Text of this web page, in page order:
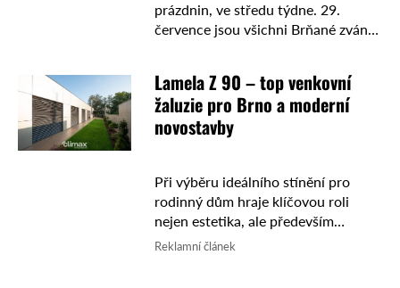
prázdnin, ve středu týdne. 29.
července jsou všichni Brňané zváni
oblíbené a podělí …
Lamela Z 90 – top venkovní
žaluzie pro Brno a moderní
novostavby
Při výběru ideálního stínění pro
rodinný dům hraje klíčovou roli
nejen estetika, ale především
funkčnost a schopnost odolat
Reklamní článek